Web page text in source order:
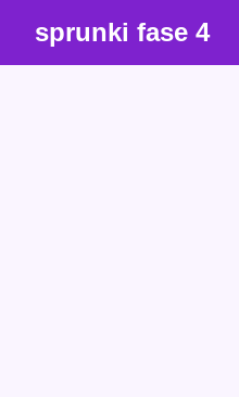
sprunki fase 4